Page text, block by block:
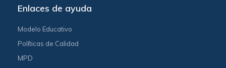
Enlaces de ayuda
Modelo Educativo
Políticas de Calidad
MPD